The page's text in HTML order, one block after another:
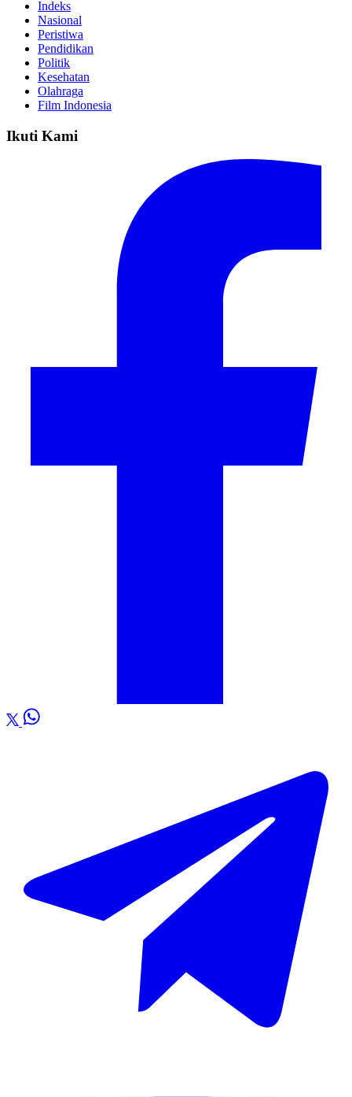
Indeks
Nasional
Peristiwa
Pendidikan
Politik
Kesehatan
Olahraga
Film Indonesia
Ikuti Kami